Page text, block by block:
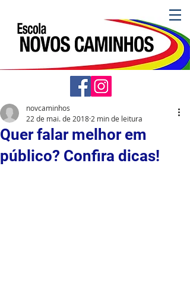
Quer falar melhor em
público? Confira dicas!
novcaminhos
22 de mai. de 2018 2 min de leitura